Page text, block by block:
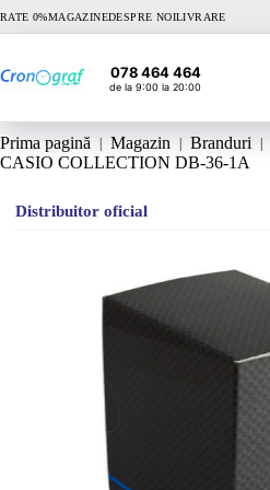
RATE 0%MAGAZINEDESPRE NOILIVRARE
078 464 464
de la 9:00 la 20:00
Prima pagină Magazin Branduri
CASIO COLLECTION DB-36-1A
Distribuitor oficial